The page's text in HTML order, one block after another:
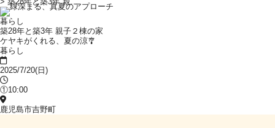
暮らし
築28年と築3年 親子２棟の家
ケヤキがくれる、夏の涼🎐
暮らし
2025/7/20(日)
①10:00
鹿児島市吉野町